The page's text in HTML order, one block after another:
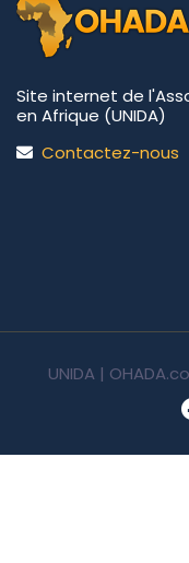
Site internet de
en Afrique (UNIDA)
Contactez-nous
UNIDA |